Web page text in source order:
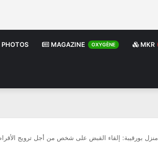
PHOTOS MAGAZINE OXYGÈNE MKR
منزل بورقيبة: إلقاء القبض على شخص من أجل ترويج